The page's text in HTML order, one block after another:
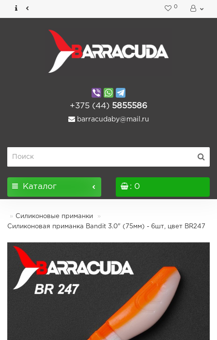
0
+375 (44) 5855586
barracudaby@mail.ru
Каталог : 0
Силиконовые приманки
Силиконовая приманка Bandit 3.0" (75мм) - 6шт, цвет BR247